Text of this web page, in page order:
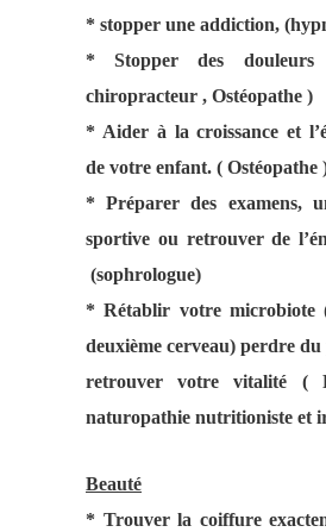
* stopper une addiction,
* Stopper des douleurs
chiropracteur , Ostéopathe )
* Aider à la croissance et
de votre enfant. ( Ostéopathe
* Préparer des examens,
sportive ou retrouver
(sophrologue)
* Rétablir votre microbiote
deuxième cerveau) perdre du
retrouver votre vitalité (
naturopathie nutritioniste et
Beauté
* Trouver la coiffure